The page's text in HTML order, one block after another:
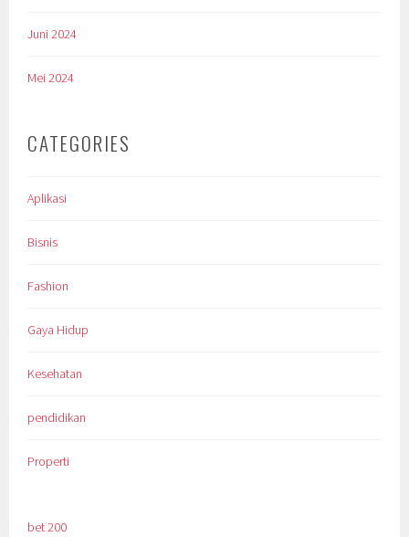
Juni 2024
Mei 2024
CATEGORIES
Aplikasi
Bisnis
Fashion
Gaya Hidup
Kesehatan
pendidikan
Properti
bet 200